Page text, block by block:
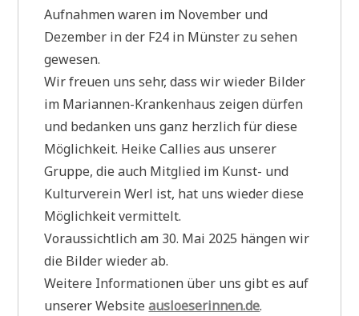
Aufnahmen waren im November und
Dezember in der F24 in Münster zu sehen
gewesen.
Wir freuen uns sehr, dass wir wieder Bilder
im Mariannen-Krankenhaus zeigen dürfen
und bedanken uns ganz herzlich für diese
Möglichkeit. Heike Callies aus unserer
Gruppe, die auch Mitglied im Kunst- und
Kulturverein Werl ist, hat uns wieder diese
Möglichkeit vermittelt.
Voraussichtlich am 30. Mai 2025 hängen wir
die Bilder wieder ab.
Weitere Informationen über uns gibt es auf
unserer Websiteausloeserinnen.de.